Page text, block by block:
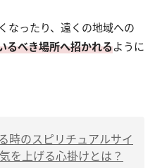
なったり、遠くの地域への
るべき場所へ招かれるように
時のスピリチュアルサイ
を上げる心掛けとは？